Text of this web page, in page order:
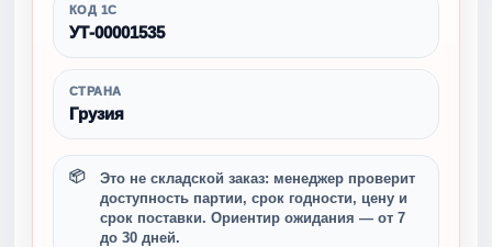
КОД 1С
УТ-00001535
СТРАНА
Грузия
Это не складской заказ: менеджер проверит
доступность партии, срок годности, цену и
срок поставки. Ориентир ожидания — от 7
до 30 дней.